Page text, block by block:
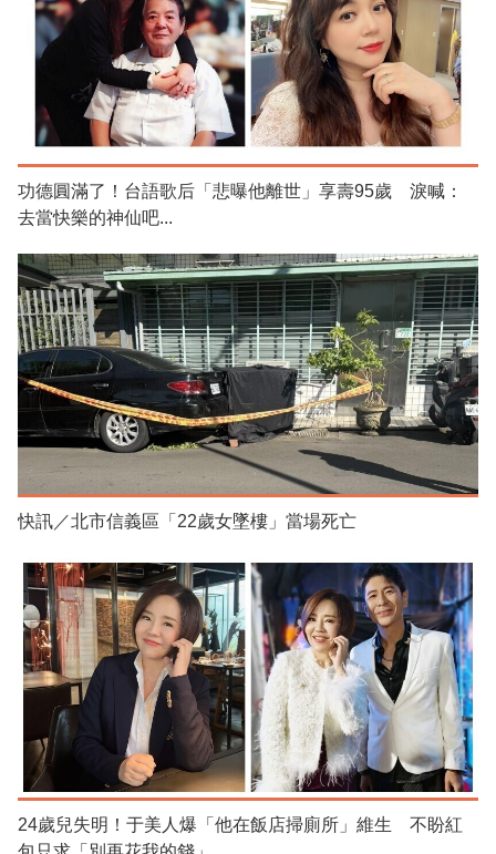
功德圓滿了！台語歌后「悲曝他離世」享壽95歲 淚喊：
去當快樂的神仙吧...
快訊／北市信義區「22歲女墜樓」當場死亡
24歲兒失明！于美人爆「他在飯店掃廁所」維生 不盼紅